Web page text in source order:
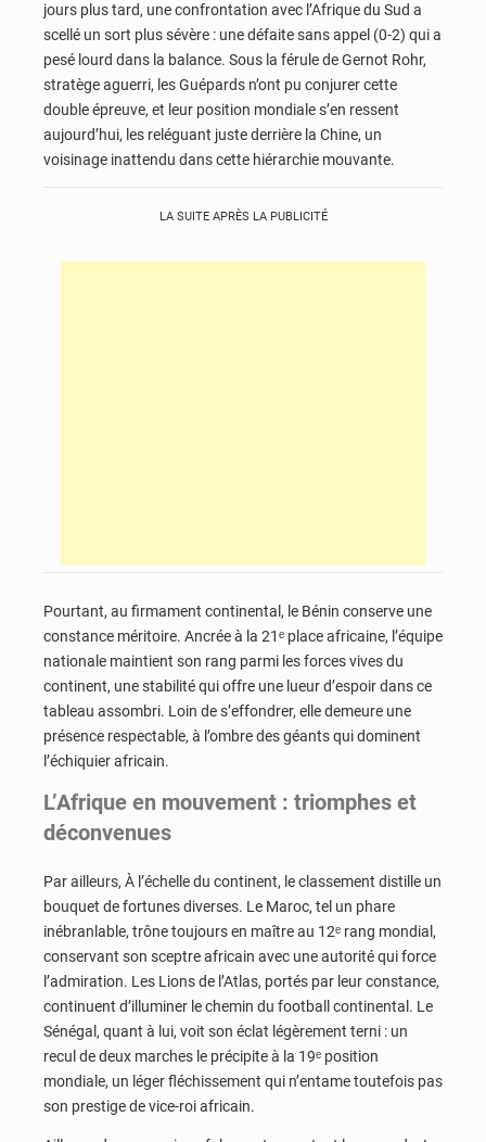
jours plus tard, une confrontation avec l’Afrique du Sud a
scellé un sort plus sévère : une défaite sans appel (0-2) qui a
pesé lourd dans la balance. Sous la férule de Gernot Rohr,
stratège aguerri, les Guépards n’ont pu conjurer cette
double épreuve, et leur position mondiale s’en ressent
aujourd’hui, les reléguant juste derrière la Chine, un
voisinage inattendu dans cette hiérarchie mouvante.
LA SUITE APRÈS LA PUBLICITÉ
Pourtant, au firmament continental, le Bénin conserve une
constance méritoire. Ancrée à la 21ᵉ place africaine, l’équipe
nationale maintient son rang parmi les forces vives du
continent, une stabilité qui offre une lueur d’espoir dans ce
tableau assombri. Loin de s’effondrer, elle demeure une
présence respectable, à l’ombre des géants qui dominent
l’échiquier africain.
L’Afrique en mouvement : triomphes et
déconvenues
Par ailleurs, À l’échelle du continent, le classement distille un
bouquet de fortunes diverses. Le Maroc, tel un phare
inébranlable, trône toujours en maître au 12ᵉ rang mondial,
conservant son sceptre africain avec une autorité qui force
l’admiration. Les Lions de l’Atlas, portés par leur constance,
continuent d’illuminer le chemin du football continental. Le
Sénégal, quant à lui, voit son éclat légèrement terni : un
recul de deux marches le précipite à la 19ᵉ position
mondiale, un léger fléchissement qui n’entame toutefois pas
son prestige de vice-roi africain.